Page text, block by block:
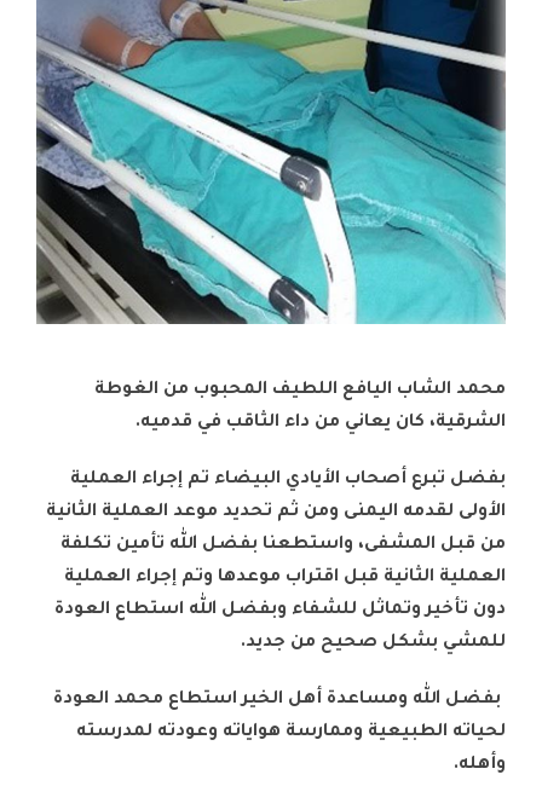
محمد الشاب اليافع اللطيف المحبوب من الغوطة
الشرقية، كان يعاني من داء الثاقب في قدميه.
بفضل تبرع أصحاب الأيادي البيضاء تم إجراء العملية
الأولى لقدمه اليمنى ومن ثم تحديد موعد العملية الثانية
من قبل المشفى، واستطعنا بفضل الله تأمين تكلفة
العملية الثانية قبل اقتراب موعدها وتم إجراء العملية
دون تأخير وتماثل للشفاء وبفضل الله استطاع العودة
للمشي بشكل صحيح من جديد.
بفضل الله ومساعدة أهل الخير استطاع محمد العودة
لحياته الطبيعية وممارسة هواياته وعودته لمدرسته
وأهله.